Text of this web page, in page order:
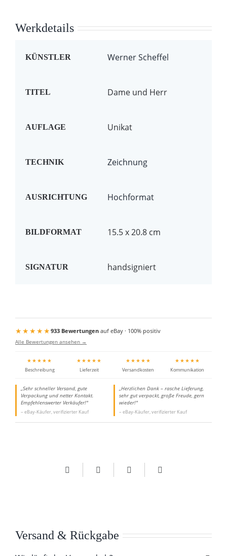
Werkdetails
KÜNSTLER Werner Scheffel
TITEL Dame und Herr
AUFLAGE Unikat
TECHNIK Zeichnung
AUSRICHTUNG Hochformat
BILDFORMAT 15.5 x 20.8 cm
SIGNATUR handsigniert
★★★★★933 Bewertungenauf eBay · 100% positiv
Alle Bewertungen ansehen →
★★★★★
Beschreibung
★★★★★
Lieferzeit
★★★★★
Versandkosten
★★★★★
Kommunikation
„Sehr schneller Versand, gute
Verpackung und netter Kontakt.
Empfehlenswerter Verkäufer!"
– eBay-Käufer, verifizierter Kauf
„Herzlichen Dank – rasche Lieferung,
sehr gut verpackt, große Freude, gern
wieder!"
– eBay-Käufer, verifizierter Kauf
Versand & Rückgabe